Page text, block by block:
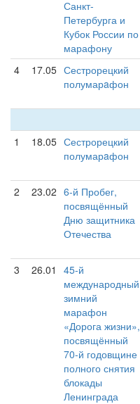
Санкт-
Петербурга и
Кубок России по
марафону
4 17.05 Сестрорецкий
полумарaфон
1
18.05 Сестрорецкий
полумарaфон
2 23.02 6-й Пробег,
посвящённый
Дню защитника
Отечества
3 26.01
45-й
международный
зимний
марафон
«Дорога жизни»,
посвящённый
70-й годовщине
полного снятия
блокады
Ленинграда